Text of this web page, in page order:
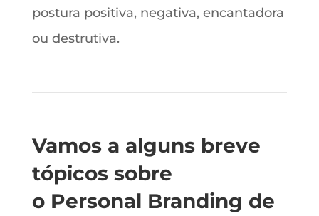
postura positiva, negativa, encantadora
ou destrutiva.
Vamos a alguns breve
tópicos sobre
o Personal Branding de